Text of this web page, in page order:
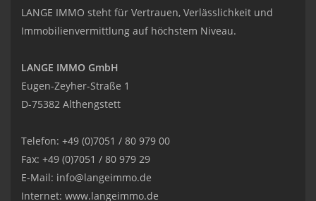
LANGE IMMO steht für Vertrauen, Verlässlichkeit und
Immobilienvermittlung auf höchstem Niveau.
LANGE IMMO GmbH
Eugen-Zeyher-Straße 1
D-75382 Althengstett
Telefon: +49 (0)7051 / 80 979 00
Fax: +49 (0)7051 / 80 979 29
E-Mail: info@langeimmo.de
Internet: www.langeimmo.de